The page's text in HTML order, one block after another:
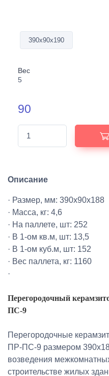
390х90х190
Вес
5
90
Описание
· Размер, мм: 390х90х188
· Масса, кг: 4,6
· На паллете, шт: 252
· В 1-ом кв.м, шт: 13,5
· В 1-ом куб.м, шт: 152
· Вес паллета, кг: 1160
·
Перегородочный
ПС-9
Перегородочные
ПР-ПС-9 размером
возведения
строительстве жилых